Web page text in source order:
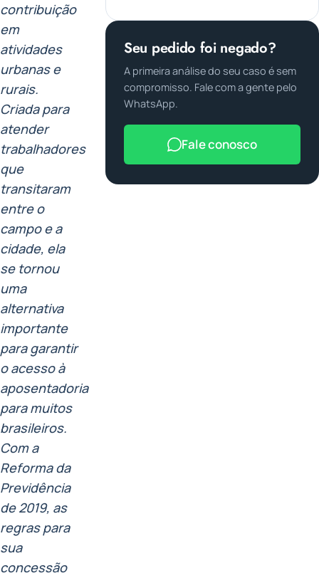
contribuição
em
atividades
urbanas e
rurais.
Criada para
atender
trabalhadores
que
transitaram
entre o
campo e a
cidade, ela
se tornou
uma
alternativa
importante
para garantir
o acesso à
aposentadoria
para muitos
brasileiros.
Com a
Reforma da
Previdência
de 2019, as
regras para
sua
concessão
Seu pedido foi negado?
A primeira análise do seu caso é sem
compromisso. Fale com a gente pelo
WhatsApp.
Fale conosco